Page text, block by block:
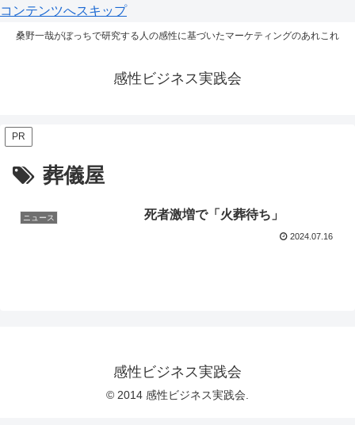
コンテンツへスキップ
桑野一哉がぼっちで研究する人の感性に基づいたマーケティングのあれこれ
感性ビジネス実践会
PR
葬儀屋
ニュース 死者激増で「火葬待ち」
2024.07.16
感性ビジネス実践会
© 2014 感性ビジネス実践会.